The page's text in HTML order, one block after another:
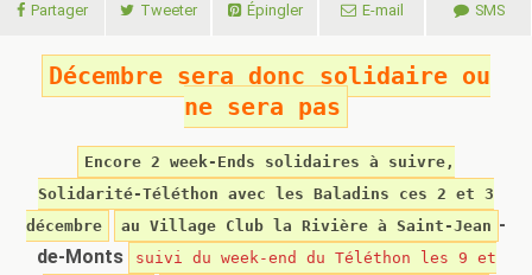
Partager Tweeter Épingler E-mail SMS
Décembre sera donc solidaire ou
ne sera pas
Encore 2 week-Ends solidaires à suivre,
Solidarité-Téléthon avec les Baladins ces 2 et 3
décembre
au Village Club la Rivière à Saint-Jean -
de-Monts
suivi du week-end du Téléthon les 9 et